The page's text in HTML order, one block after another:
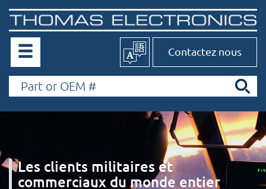
Contactez nous
Les clients militaires et
commerciaux du monde entier